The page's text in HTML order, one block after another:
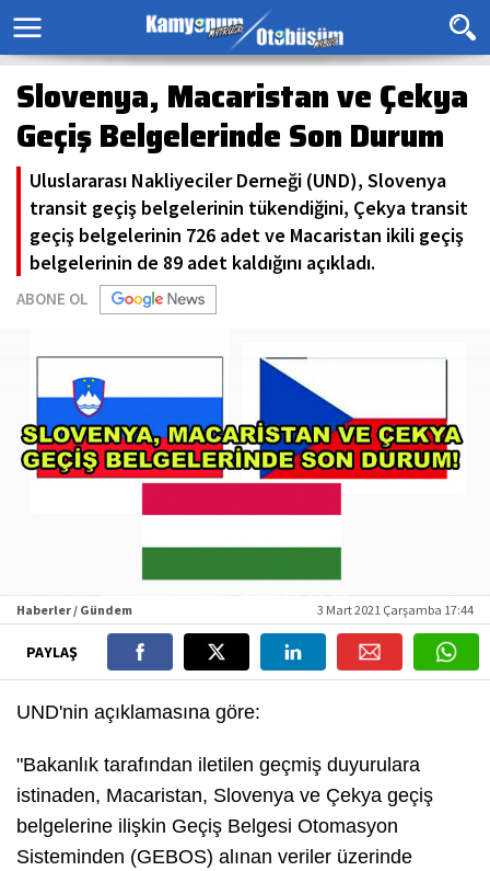
Slovenya, Macaristan ve Çekya
Geçiş Belgelerinde Son Durum
Uluslararası Nakliyeciler Derneği (UND), Slovenya
transit geçiş belgelerinin tükendiğini, Çekya transit
geçiş belgelerinin 726 adet ve Macaristan ikili geçiş
belgelerinin de 89 adet kaldığını açıkladı.
ABONE OL
Haberler / Gündem 3 Mart 2021 Çarşamba 17:44
PAYLAŞ
UND'nin açıklamasına göre:
"Bakanlık tarafından iletilen geçmiş duyurulara
istinaden, Macaristan, Slovenya ve Çekya geçiş
belgelerine ilişkin Geçiş Belgesi Otomasyon
Sisteminden (GEBOS) alınan veriler üzerinde